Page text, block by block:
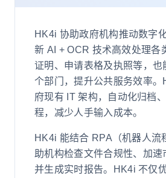
HK4i 协助政府机构推动数字
新 AI + OCR 技术高效处理各
证明、申请表格及执照等，也
个部门，提升公共服务效率
府现有 IT 架构，自动化归档
程，减少人手输入成本。
HK4i 能结合 RPA（机器人流
助机构检查文件合规性、加速
并生成实时报告。HK4i 不仅